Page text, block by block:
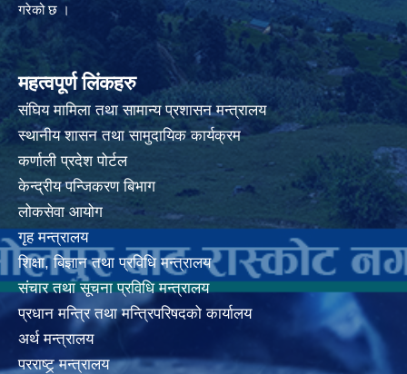
गरेको छ ।
महत्वपूर्ण लिंकहरु
संघिय मामिला तथा सामान्य प्रशासन मन्त्रालय
स्थानीय शासन तथा सामुदायिक कार्यक्रम
कर्णाली प्रदेश पोर्टल
केन्द्रीय पन्जिकरण बिभाग
लोकसेवा आयोग
गृह मन्त्रालय
शिक्षा, बिज्ञान तथा प्रविधि मन्त्रालय
संचार तथा सूचना प्रविधि मन्त्रालय
प्रधान मन्त्रि तथा मन्त्रिपरिषदको कार्यालय
अर्थ मन्त्रालय
परराष्ट्र् मन्त्रालय